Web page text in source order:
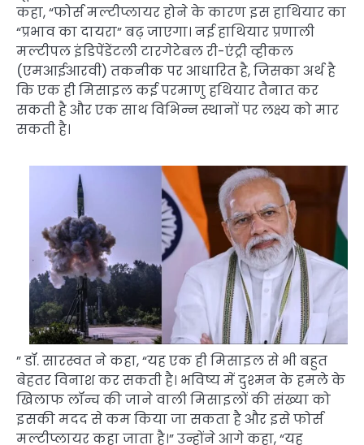
कहा, “फोर्स मल्टीप्लायर होने के कारण इस हाथियार का
“प्रभाव का दायरा” बढ़ जाएगा। नई हाथियार प्रणाली
मल्टीपल इंडिपेंडेंटली टारगेटेबल री-एंट्री व्हीकल
(एमआईआरवी) तकनीक पर आधारित है, जिसका अर्थ है
कि एक ही मिसाइल कई परमाणु हथियार तैनात कर
सकती है और एक साथ विभिन्न स्थानों पर लक्ष्य को मार
सकती है।
” डॉ. सारस्वत ने कहा, “यह एक ही मिसाइल से भी बहुत
बेहतर विनाश कर सकती है। भविष्य में दुश्मन के हमले के
खिलाफ लॉन्च की जाने वाली मिसाइलों की संख्या को
इसकी मदद से कम किया जा सकता है और इसे फोर्स
मल्टीप्लायर कहा जाता है।” उन्होंने आगे कहा, “यह